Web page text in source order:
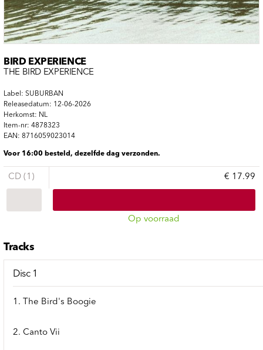
BIRD EXPERIENCE
THE BIRD EXPERIENCE
Label: SUBURBAN
Releasedatum: 12-06-2026
Herkomst: NL
Item-nr: 4878323
EAN: 8716059023014
Voor 16:00 besteld, dezelfde dag verzonden.
CD (1) € 17.99
Op voorraad
Tracks
Disc 1
1. The Bird's Boogie
2. Canto Vii